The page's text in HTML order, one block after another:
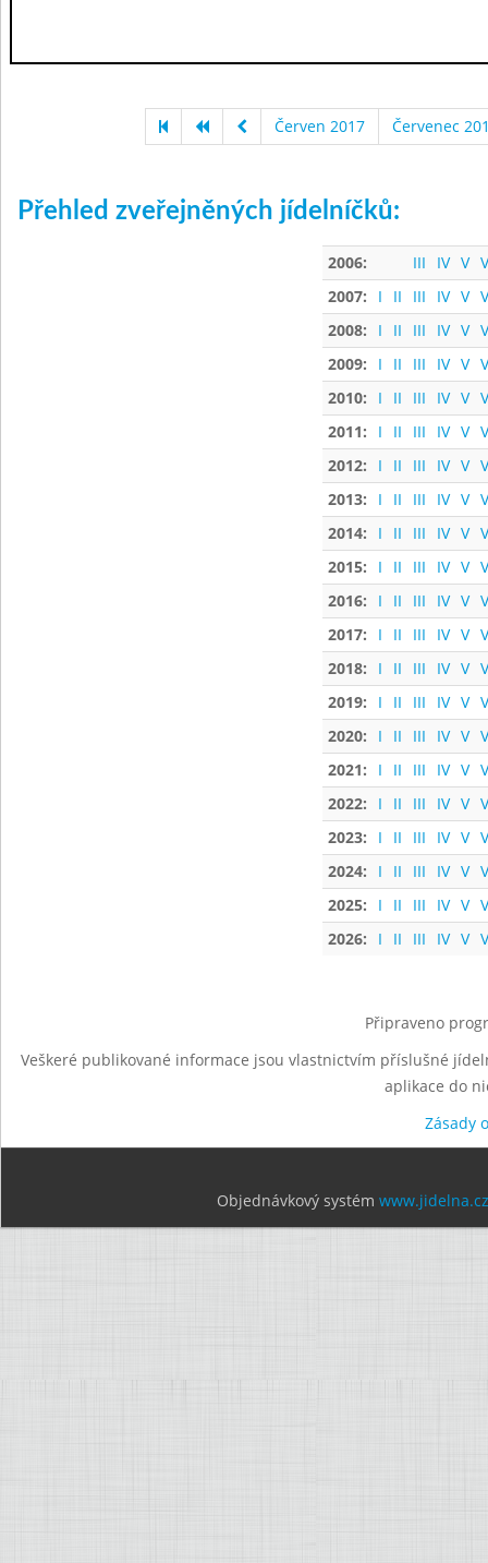
Červen 2017 Červenec
Přehled zveřejněných jídelníčků:
2006: III IV V
2007:
I II III IV V
2008:
I II III IV V
2009:
I II III IV V
2010:
I II III IV V
2011:
I II III IV V
2012:
I II III IV V
2013:
I II III IV V
2014:
I II III IV V
2015:
I II III IV V
2016:
I II III IV V
2017:
I II III IV V
2018:
I II III IV V
2019:
I II III IV V
2020:
I II III IV V
2021:
I II III IV V
2022:
I II III IV V
2023:
I II III IV V
2024:
I II III IV V
2025:
I II III IV V
2026:
I II III IV V
Připraveno
Veškeré publikované informace jsou vlastnictvím příslušné
aplikace do
Zásady
Objednávkový systém www.jidelna.cz